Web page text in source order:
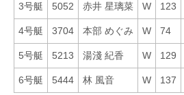
3号艇 5052 赤井 星璃菜 W 123
4号艇 3704 本部 めぐみ W 74
5号艇 5213 湯淺 紀香 W 129
6号艇 5444 林 風音 W 137